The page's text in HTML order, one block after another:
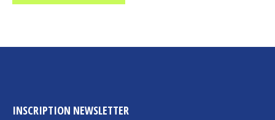
INSCRIPTION NEWSLETTER